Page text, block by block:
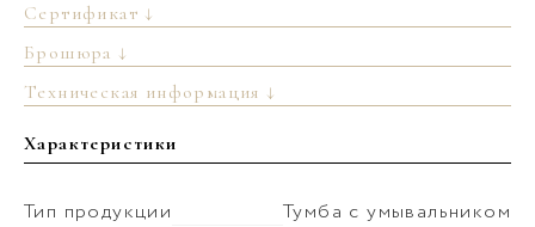
Сертификат ↓
Брошюра ↓
Техническая информация ↓
Характеристики
Тип продукции
Тумба с умывальником